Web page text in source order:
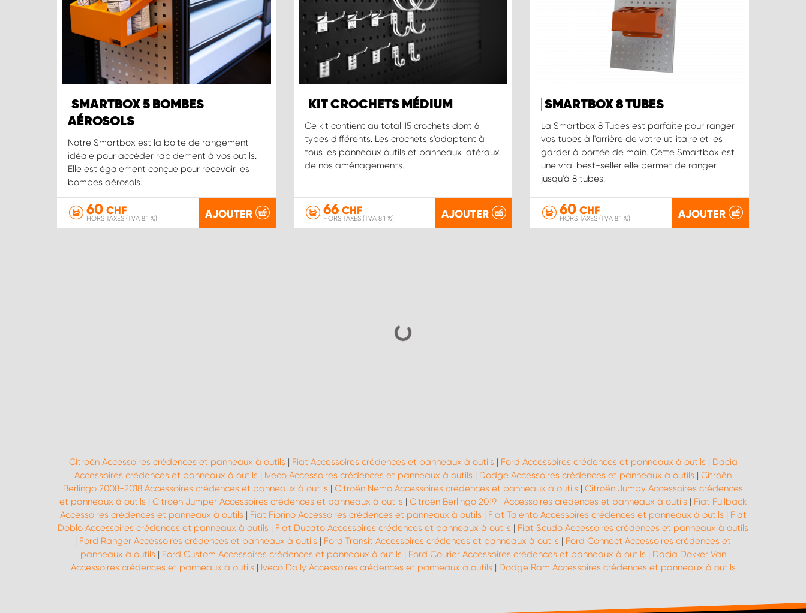
SMARTBOX 5 BOMBES
AÉROSOLS
Notre Smartbox est la boite de rangement
idéale pour accéder rapidement à vos outils.
Elle est également conçue pour recevoir les
bombes aérosols.
60 CHF
HORS TAXES (TVA 8.1 %) AJOUTER
KIT CROCHETS MÉDIUM
Ce kit contient au total 15 crochets dont 6
types différents. Les crochets s'adaptent à
tous les panneaux outils et panneaux latéraux
de nos aménagements.
66CHF
HORS TAXES (TVA 8.1 %) AJOUTER
SMARTBOX 8 TUBES
La Smartbox 8 Tubes est parfaite pour ranger
vos tubes à l'arrière de votre utilitaire et les
garder à portée de main. Cette Smartbox est
une vrai best-seller elle permet de ranger
jusqu'à 8 tubes.
60 CHF
HORS TAXES (TVA 8.1 %) AJOUTER
Citroën Accessoires crédences et panneaux à outils | Fiat Accessoires crédences et panneaux à outils | Ford Accessoires crédences et panneaux à outils | Dacia
Accessoires crédences et panneaux à outils | Iveco Accessoires crédences et panneaux à outils | Dodge Accessoires crédences et panneaux à outils | Citroën
Berlingo 2008-2018 Accessoires crédences et panneaux à outils | Citroën Nemo Accessoires crédences et panneaux à outils | Citroën Jumpy Accessoires crédences
et panneaux à outils | Citroën Jumper Accessoires crédences et panneaux à outils | Citroën Berlingo 2019- Accessoires crédences et panneaux à outils | Fiat Fullback
Accessoires crédences et panneaux à outils | Fiat Fiorino Accessoires crédences et panneaux à outils | Fiat Talento Accessoires crédences et panneaux à outils | Fiat
Doblo Accessoires crédences et panneaux à outils | Fiat Ducato Accessoires crédences et panneaux à outils | Fiat Scudo Accessoires crédences et panneaux à outils
| Ford Ranger Accessoires crédences et panneaux à outils | Ford Transit Accessoires crédences et panneaux à outils | Ford Connect Accessoires crédences et
panneaux à outils | Ford Custom Accessoires crédences et panneaux à outils | Ford Courier Accessoires crédences et panneaux à outils | Dacia Dokker Van
Accessoires crédences et panneaux à outils | Iveco Daily Accessoires crédences et panneaux à outils | Dodge Ram Accessoires crédences et panneaux à outils